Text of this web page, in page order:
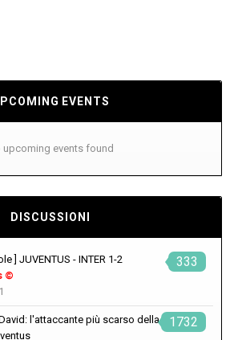
EVENTS
upcoming events found
DISCUSSIONI
333
] JUVENTUS - INTER 1-2
©
1732
l'attaccante più scarso della